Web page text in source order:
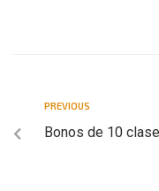
PREVIOUS
Bonos de 10